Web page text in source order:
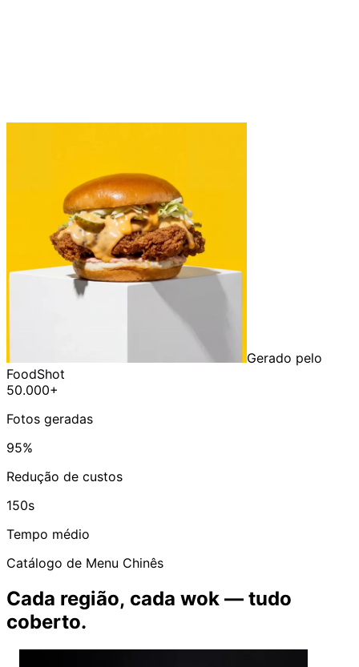
Gerado pelo
FoodShot
50.000+
Fotos geradas
95%
Redução de custos
150s
Tempo médio
Catálogo de Menu Chinês
Cada região, cada wok — tudo
coberto.